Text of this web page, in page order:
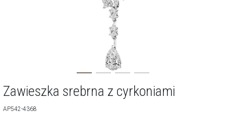
Zawieszka srebrna z cyrkoniami
AP542-4368